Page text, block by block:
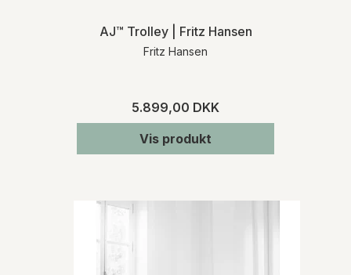
AJ™ Trolley | Fritz Hansen
Fritz Hansen
5.899,00 DKK
Vis produkt